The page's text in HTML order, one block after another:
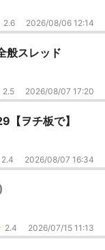
2.6 2026/08/06 12:14
般スレッド
2.5 2026/08/07 17:20
【ヲチ板で】
2.4 2026/08/07 16:34
2.4 2026/07/15 11:13